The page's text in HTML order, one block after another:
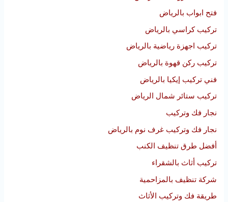
فتح ابواب بالرياض
تركيب كراسي بالرياض
تركيب اجهزة رياضية بالرياض
تركيب ركن قهوة بالرياض
فني تركيب إيكيا بالرياض
تركيب ستائر شمال الرياض
نجار فك وتركيب
نجار فك وتركيب غرف نوم بالرياض
أفضل طرق تنظيف الكنب
تركيب أثاث بالشقراء
شركة تنظيف بالمزاحمية
طريقة فك وتركيب الأثاث